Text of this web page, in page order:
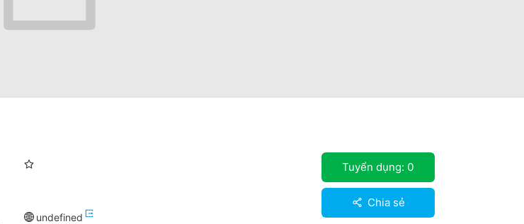
undefined
Tuyển dụng: 0
Chia sẻ